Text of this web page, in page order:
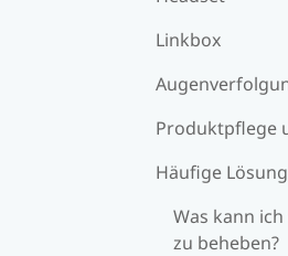
Linkbox
Produktpflege
Häufige
Was kann
zu beheben?